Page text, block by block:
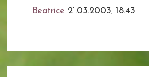
Beatrice 21.03.2003, 18.43